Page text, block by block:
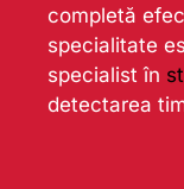
completă
specialitate
specialist în
detectarea